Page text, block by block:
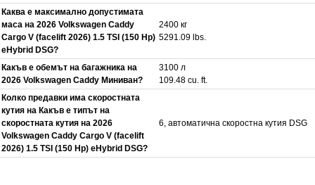
Каква е максимално допустимата
маса на 2026 Volkswagen Caddy
Cargo V (facelift 2026) 1.5 TSI (150 Hp)
eHybrid DSG?
2400 кг
5291.09 lbs.
Какъв е обемът на багажника на
2026 Volkswagen Caddy Миниван?
3100 л
109.48 cu. ft.
Колко предавки има скоростната
кутия на Какъв е типът на
скоростната кутия на 2026
Volkswagen Caddy Cargo V (facelift
2026) 1.5 TSI (150 Hp) eHybrid DSG?
6, автоматична скоростна кутия DSG